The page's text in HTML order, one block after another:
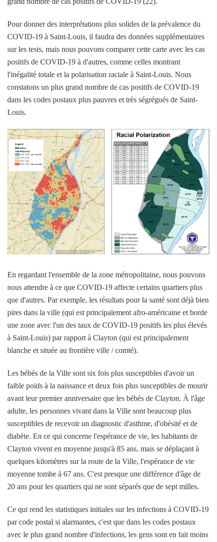
Pour donner des interprétations plus solides de la prévalence du
COVID-19 à Saint-Louis, il faudra des données supplémentaires
sur les tests, mais nous pouvons comparer cette carte avec les cas
positifs de COVID-19 à d'autres, comme celles montrant
l'inégalité totale et la polarisation raciale à Saint-Louis. Nous
constatons un plus grand nombre de cas positifs de COVID-19
dans les codes postaux plus pauvres et très ségrégués de Saint-
Louis.
En regardant l'ensemble de la zone métropolitaine, nous pouvons
nous attendre à ce que COVID-19 affecte certains quartiers plus
que d'autres. Par exemple, les résultats pour la santé sont déjà bien
pires dans la ville (qui est principalement afro-américaine et borde
une zone avec l'un des taux de COVID-19 positifs les plus élevés
à Saint-Louis) par rapport à Clayton (qui est principalement
blanche et située au frontière ville / comté).
Les bébés de la Ville sont six fois plus susceptibles d'avoir un
faible poids à la naissance et deux fois plus susceptibles de mourir
avant leur premier anniversaire que les bébés de Clayton. À l'âge
adulte, les personnes vivant dans la Ville sont beaucoup plus
susceptibles de recevoir un diagnostic d'asthme, d'obésité et de
diabète. En ce qui concerne l'espérance de vie, les habitants de
Clayton vivent en moyenne jusqu'à 85 ans, mais se déplaçant à
quelques kilomètres sur la route de la Ville, l'espérance de vie
moyenne tombe à 67 ans. C'est presque une différence d'âge de
20 ans pour les quartiers qui ne sont séparés que de sept milles.
Ce qui rend les statistiques initiales sur les infections à COVID-19
par code postal si alarmantes, c'est que dans les codes postaux
avec le plus grand nombre d'infections, les gens sont en fait moins